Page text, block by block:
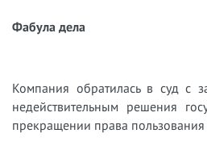
Фабула дела
Компания обратилась в суд с
недействительным решения
прекращении права